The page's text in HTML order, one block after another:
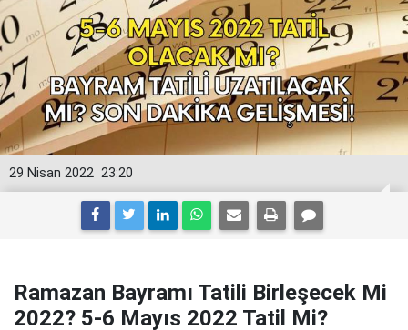
23:20
29 Nisan 2022
Ramazan Bayramı Tatili Birleşecek Mi
2022? 5-6 Mayıs 2022 Tatil Mi?